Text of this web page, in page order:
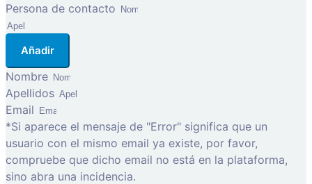
Persona de contacto
Añadir
Nombre
Apellidos
Email
*Si aparece el mensaje de "Error" significa que un
usuario con el mismo email ya existe, por favor,
compruebe que dicho email no está en la plataforma,
sino abra una incidencia.